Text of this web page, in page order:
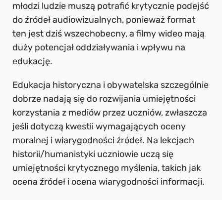
młodzi ludzie muszą potrafić krytycznie podejść
do źródeł audiowizualnych, ponieważ format
ten jest dziś wszechobecny, a filmy wideo mają
duży potencjał oddziaływania i wpływu na
edukację.
Edukacja historyczna i obywatelska szczególnie
dobrze nadają się do rozwijania umiejętności
korzystania z mediów przez uczniów, zwłaszcza
jeśli dotyczą kwestii wymagających oceny
moralnej i wiarygodności źródeł. Na lekcjach
historii/humanistyki uczniowie uczą się
umiejętności krytycznego myślenia, takich jak
ocena źródeł i ocena wiarygodności informacji.